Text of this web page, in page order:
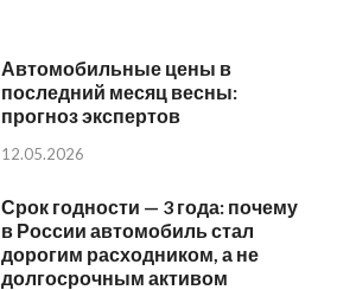
Автомобильные цены в
последний месяц весны:
прогноз экспертов
12.05.2026
Срок годности — 3 года: почему
в России автомобиль стал
дорогим расходником, а не
долгосрочным активом